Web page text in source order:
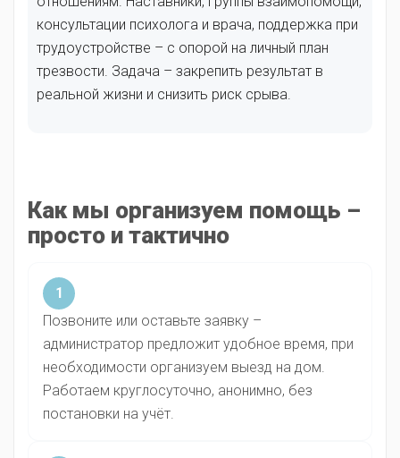
консультации психолога и врача, поддержка при
трудоустройстве – с опорой на личный план
трезвости. Задача – закрепить результат в
реальной жизни и снизить риск срыва.
Как мы организуем помощь –
просто и тактично
1
Позвоните или оставьте заявку –
администратор предложит удобное время, при
необходимости организуем выезд на дом.
Работаем круглосуточно, анонимно, без
постановки на учёт.